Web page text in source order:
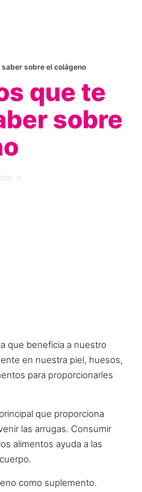
sobre el colágeno
que te
sobre
0
que beneficia a nuestro
en nuestra piel, huesos,
para proporcionarles
que proporciona
las arrugas. Consumir
alimentos ayuda a las
como suplemento.